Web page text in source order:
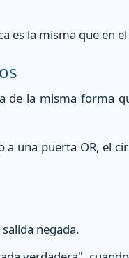
es la misma que en
de la misma forma
una puerta OR, el
negada.